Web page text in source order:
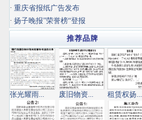
· 重庆省报纸广告发布
· 扬子晚报”荣誉榜“登报
推荐品牌
张光耀雨... 废旧物资... 租赁权扬...